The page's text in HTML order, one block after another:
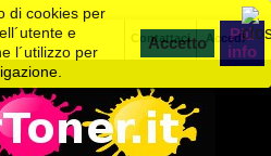
Accedi
Contattaci
di cookies per
e
l´utilizzo per
Piú
info